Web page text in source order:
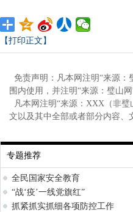
【打印正文】
免责声明：凡本网注明“来源
围内使用，并注明“来源：璧山
凡本网注明“来源：XXX（非
文以及其中全部或者部分内容、
专题推荐
全民国家安全教育
“战‘疫’一线党旗红”
抓紧抓实抓细各项防控工作